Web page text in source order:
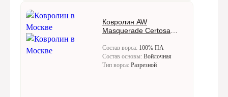
Ковролин AW
Masquerade Certosa
Состав ворса: 100% ПА
Состав основы: Войлочная
Тип ворса: Разрезной